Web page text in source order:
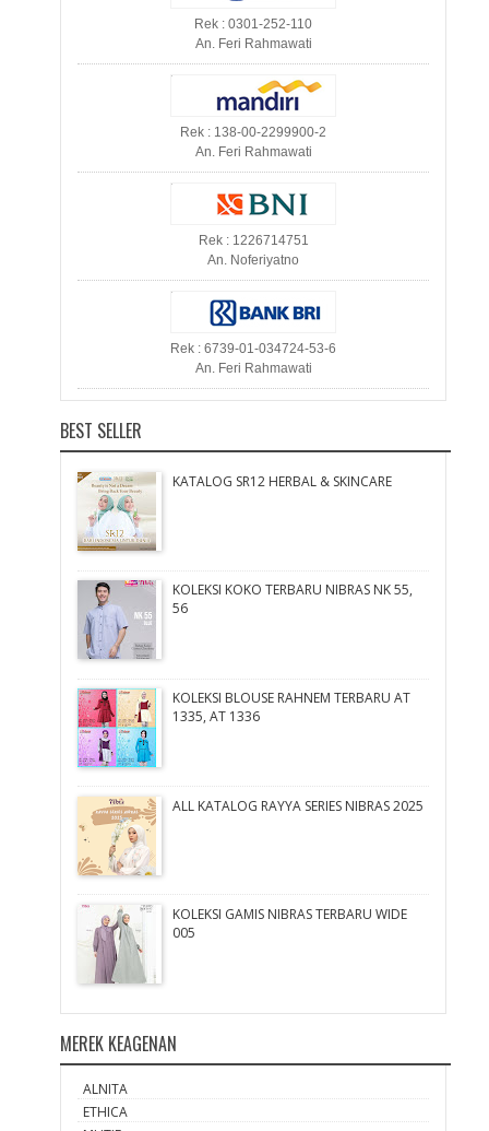
Rek : 0301-252-110
An. Feri Rahmawati
Rek : 138-00-2299900-2
An. Feri Rahmawati
Rek : 1226714751
An. Noferiyatno
Rek : 6739-01-034724-53-6
An. Feri Rahmawati
BEST SELLER
KATALOG SR12 HERBAL & SKINCARE
KOLEKSI KOKO TERBARU NIBRAS NK 55,
56
KOLEKSI BLOUSE RAHNEM TERBARU AT
1335, AT 1336
ALL KATALOG RAYYA SERIES NIBRAS 2025
KOLEKSI GAMIS NIBRAS TERBARU WIDE
005
MEREK KEAGENAN
ALNITA
ETHICA